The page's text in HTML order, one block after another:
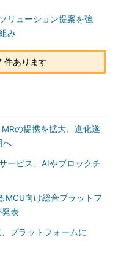
リューション提案を強
み
件あります
の提携を拡大、進化遂
へ
ービス、AIやブロックチ
MCU向け総合プラットフ
発表
プラットフォームに